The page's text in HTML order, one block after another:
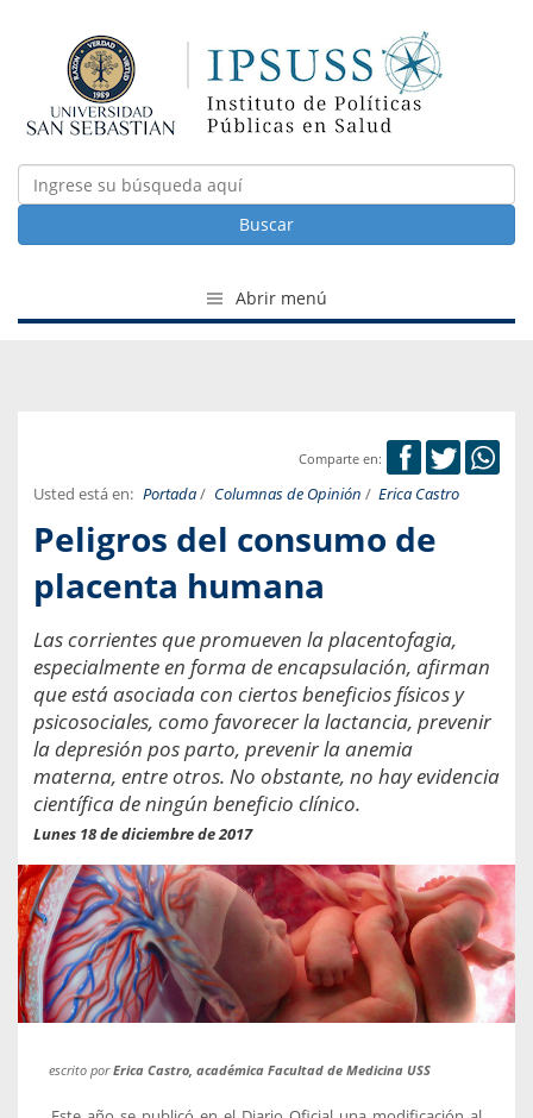
Buscar
Abrir menú
Comparte en:
Usted está en: Portada/ Columnas de Opinión / Erica Castro
Peligros del consumo de
placenta humana
Las corrientes que promueven la placentofagia,
especialmente en forma de encapsulación, afirman
que está asociada con ciertos beneficios físicos y
psicosociales, como favorecer la lactancia, prevenir
la depresión pos parto, prevenir la anemia
materna, entre otros. No obstante, no hay evidencia
científica de ningún beneficio clínico.
Lunes 18 de diciembre de 2017
escrito porErica Castro, académica Facultad de Medicina USS